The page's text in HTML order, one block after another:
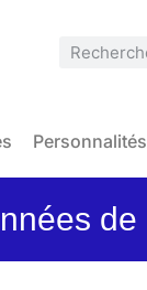
Personnalités
de